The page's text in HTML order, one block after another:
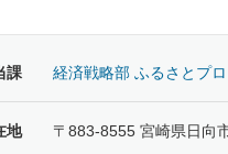
課 経済戦略部 ふるさとプ
地 〒883-8555 宮崎県日向